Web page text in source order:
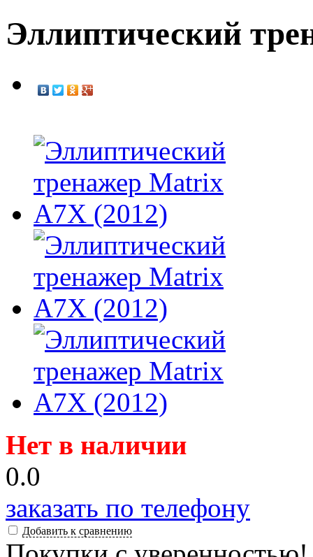
Эллиптический
Нет в наличии
0.0
заказать по телефону
Добавить к сравнению